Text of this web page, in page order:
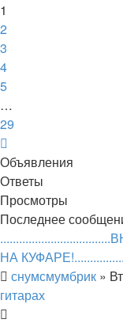
1
2
3
4
5
…
29
Объявления
Ответы
Просмотры
Последнее
НА
снумсмумбрик »
гитарах